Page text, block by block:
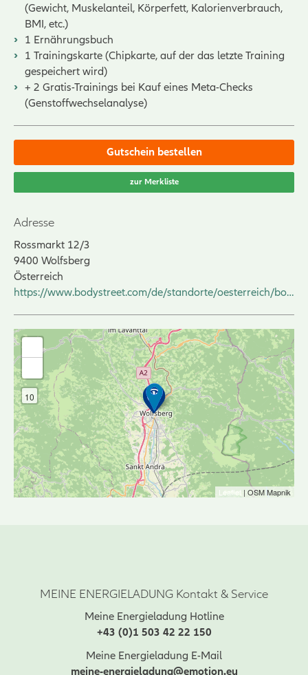
(Gewicht, Muskelanteil, Körperfett, Kalorienverbrauch,
BMI, etc.)
1 Ernährungsbuch
1 Trainingskarte (Chipkarte, auf der das letzte Training
gespeichert wird)
+ 2 Gratis-Trainings bei Kauf eines Meta-Checks
(Genstoffwechselanalyse)
Gutschein bestellen
zur Merkliste
Adresse
Rossmarkt 12/3
9400 Wolfsberg
Österreich
https://www.bodystreet.com/de/standorte/oesterreich/bodystreet-wolfsberg/
10
Leaflet | OSM Mapnik
MEINE ENERGIELADUNG Kontakt & Service
Meine Energieladung Hotline
+43 (0)1 503 42 22 150
Meine Energieladung E-Mail
meine-energieladung@emotion.eu